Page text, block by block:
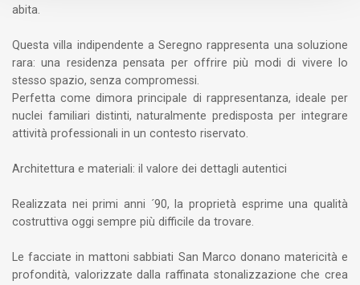
abita.
Questa villa indipendente a Seregno rappresenta una soluzione
rara: una residenza pensata per offrire più modi di vivere lo
stesso spazio, senza compromessi.
Perfetta come dimora principale di rappresentanza, ideale per
nuclei familiari distinti, naturalmente predisposta per integrare
attività professionali in un contesto riservato.
Architettura e materiali: il valore dei dettagli autentici
Realizzata nei primi anni ´90, la proprietà esprime una qualità
costruttiva oggi sempre più difficile da trovare.
Le facciate in mattoni sabbiati San Marco donano matericità e
profondità, valorizzate dalla raffinata stonalizzazione che crea